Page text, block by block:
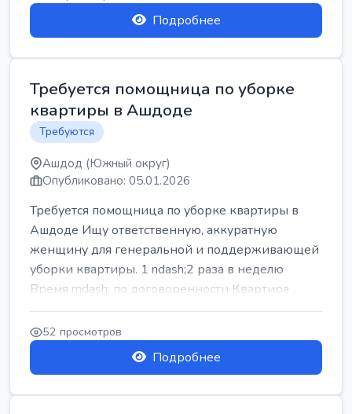
Подробнее
Требуется помощница по уборке
квартиры в Ашдоде
Требуются
Ашдод (Южный округ)
Опубликовано: 05.01.2026
Требуется помощница по уборке квартиры в
Ашдоде Ищу ответственную, аккуратную
женщину для генеральной и поддерживающей
уборки квартиры. 1 ndash;2 раза в неделю
Время mdash; по договоренности Квартира ...
52 просмотров
Подробнее